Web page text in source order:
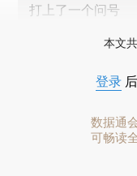
打上了一个问号
本文
登录
数据通
可畅读